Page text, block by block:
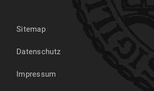
Sitemap
Datenschutz
Impressum